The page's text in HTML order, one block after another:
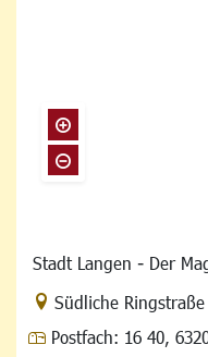
Stadt Langen - Der
Link zur Google-
Südliche Ringstraße
Postfach: 16 40,